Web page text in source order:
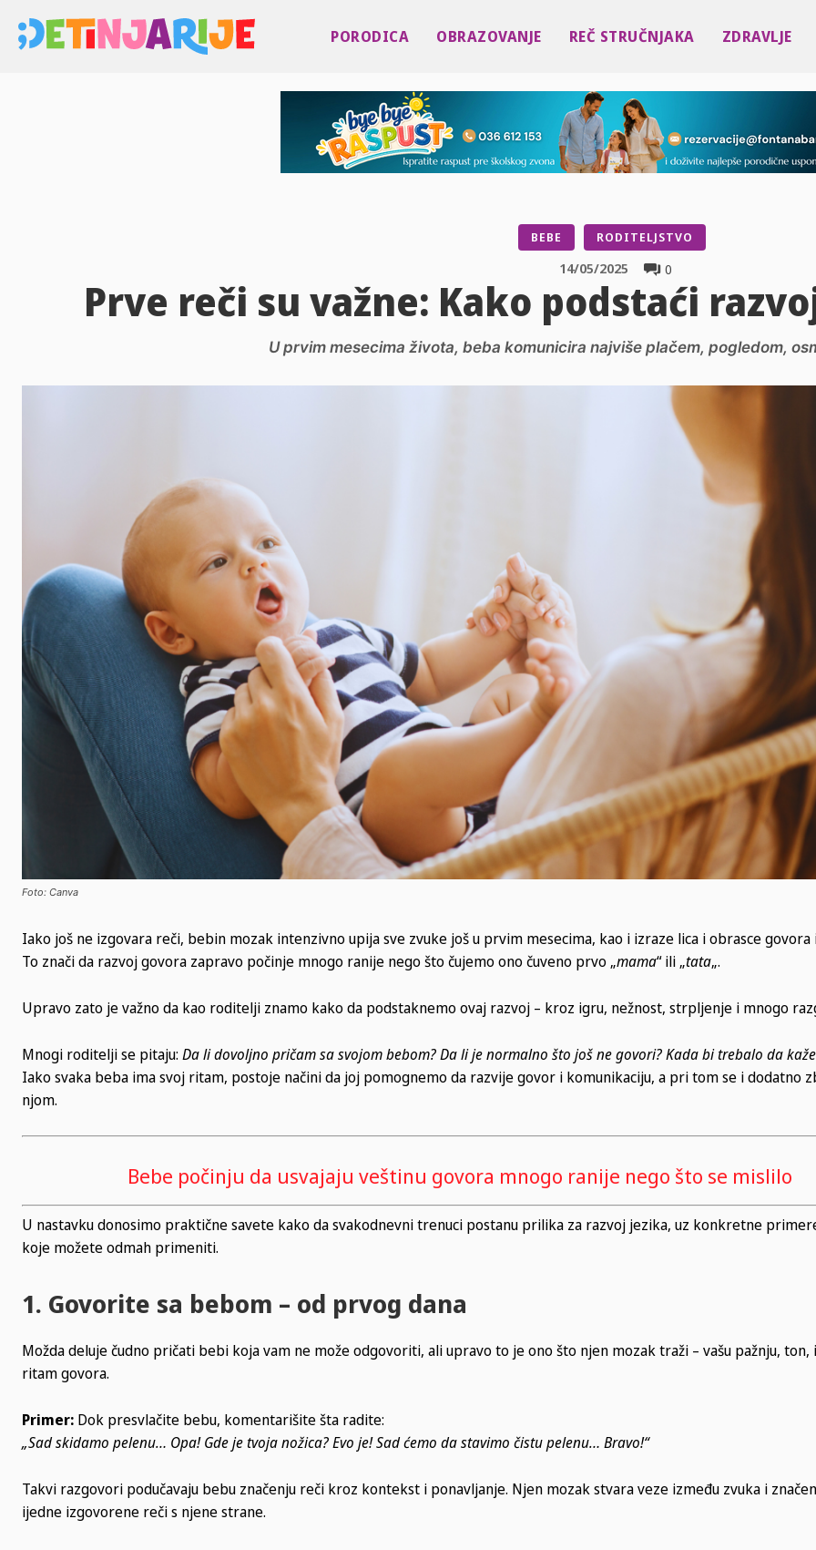
PORODICA OBRAZOVANJE REČ STRUČNJAKA ZDRAVLJE
BEBE RODITELJSTVO
0
14/05/2025
Prve reči su važne: Kako podstaći
U prvim mesecima života, beba komunicira najviše plačem, pogledom,
Foto: Canva
Iako još ne izgovara reči, bebin mozak intenzivno upija sve zvuke još u prvim mesecima, kao i izraze lica i obrasce govora
To znači da razvoj govora zapravo počinje mnogo ranije nego što čujemo ono čuveno prvo „mama“ ili „tata„.
Upravo zato je važno da kao roditelji znamo kako da podstaknemo ovaj razvoj – kroz igru, nežnost, strpljenje i mnogo
Mnogi roditelji se pitaju: Da li dovoljno pričam sa svojom bebom? Da li je normalno što još ne govori? Kada bi trebalo da
Iako svaka beba ima svoj ritam, postoje načini da joj pomognemo da razvije govor i komunikaciju, a pri tom se i dodatno
njom.
Bebe počinju da usvajaju veštinu govora mnogo ranije nego što se mislilo
U nastavku donosimo praktične savete kako da svakodnevni trenuci postanu prilika za razvoj jezika, uz konkretne
koje možete odmah primeniti.
1. Govorite sa bebom – od prvog dana
Možda deluje čudno pričati bebi koja vam ne može odgovoriti, ali upravo to je ono što njen mozak traži – vašu pažnju, ton,
ritam govora.
Primer: Dok presvlačite bebu, komentarišite šta radite:
„Sad skidamo pelenu… Opa! Gde je tvoja nožica? Evo je! Sad ćemo da stavimo čistu pelenu… Bravo!“
Takvi razgovori podučavaju bebu značenju reči kroz kontekst i ponavljanje. Njen mozak stvara veze između zvuka i
ijedne izgovorene reči s njene strane.